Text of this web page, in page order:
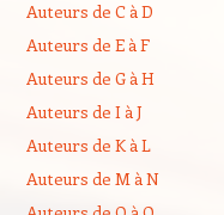
Auteurs de C à D
Auteurs de E à F
Auteurs de G à H
Auteurs de I à J
Auteurs de K à L
Auteurs de M à N